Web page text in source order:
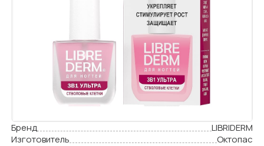
Бренд
LIBRIDERM
Изготовитель
Октопас